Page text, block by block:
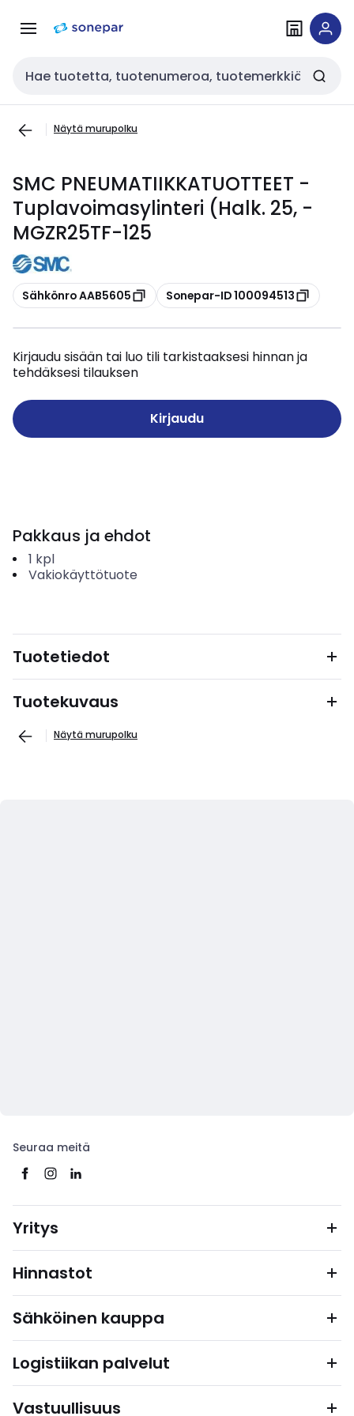
navigointiinsisältöön
Haku
Näytä murupolku
SMC PNEUMATIIKKATUOTTEET -
Tuplavoimasylinteri (Halk. 25, -
MGZR25TF-125
Kopioi
Sähkönro AAB5605 Kopioi
Sonepar-ID 100094513
Kirjaudu sisään tai luo tili tarkistaaksesi hinnan ja
tehdäksesi tilauksen
Kirjaudu
Pakkaus ja ehdot
1 kpl
Vakiokäyttötuote
Tuotetiedot
Tuotekuvaus
Näytä murupolku
Seuraa meitä
Yritys
Hinnastot
Sähköinen kauppa
Logistiikan palvelut
Vastuullisuus